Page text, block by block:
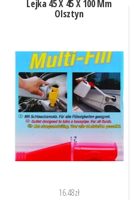
Lejka 45 X 45 X 100 Mm
Olsztyn
16.48zł